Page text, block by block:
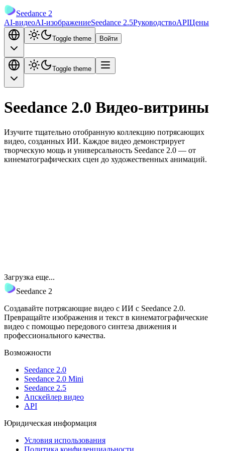
Seedance 2
AI-видеоAI-изображениеSeedance 2.5РуководствоAPIЦены
Toggle theme Войти
Toggle theme
Seedance 2.0 Видео-витрины
Изучите тщательно отобранную коллекцию потрясающих
видео, созданных ИИ. Каждое видео демонстрирует
творческую мощь и универсальность Seedance 2.0 — от
кинематографических сцен до художественных анимаций.
Загрузка еще...
Seedance 2
Создавайте потрясающие видео с ИИ с Seedance 2.0.
Превращайте изображения и текст в кинематографические
видео с помощью передового синтеза движения и
профессионального качества.
Возможности
Seedance 2.0
Seedance 2.0 Mini
Seedance 2.5
Апскейлер видео
API
Юридическая информация
Условия использования
Политика конфиденциальности